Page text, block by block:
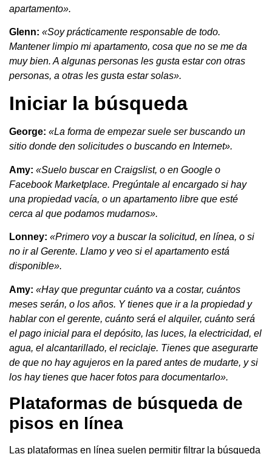
apartamento».
Glenn: «Soy prácticamente responsable de todo.
Mantener limpio mi apartamento, cosa que no se me da
muy bien. A algunas personas les gusta estar con otras
personas, a otras les gusta estar solas».
Iniciar la búsqueda
George: «La forma de empezar suele ser buscando un
sitio donde den solicitudes o buscando en Internet».
Amy: «Suelo buscar en Craigslist, o en Google o
Facebook Marketplace. Pregúntale al encargado si hay
una propiedad vacía, o un apartamento libre que esté
cerca al que podamos mudarnos».
Lonney: «Primero voy a buscar la solicitud, en línea, o si
no ir al Gerente. Llamo y veo si el apartamento está
disponible».
Amy: «Hay que preguntar cuánto va a costar, cuántos
meses serán, o los años. Y tienes que ir a la propiedad y
hablar con el gerente, cuánto será el alquiler, cuánto será
el pago inicial para el depósito, las luces, la electricidad, el
agua, el alcantarillado, el reciclaje. Tienes que asegurarte
de que no hay agujeros en la pared antes de mudarte, y si
los hay tienes que hacer fotos para documentarlo».
Plataformas de búsqueda de
pisos en línea
Las plataformas en línea suelen permitir filtrar la búsqueda